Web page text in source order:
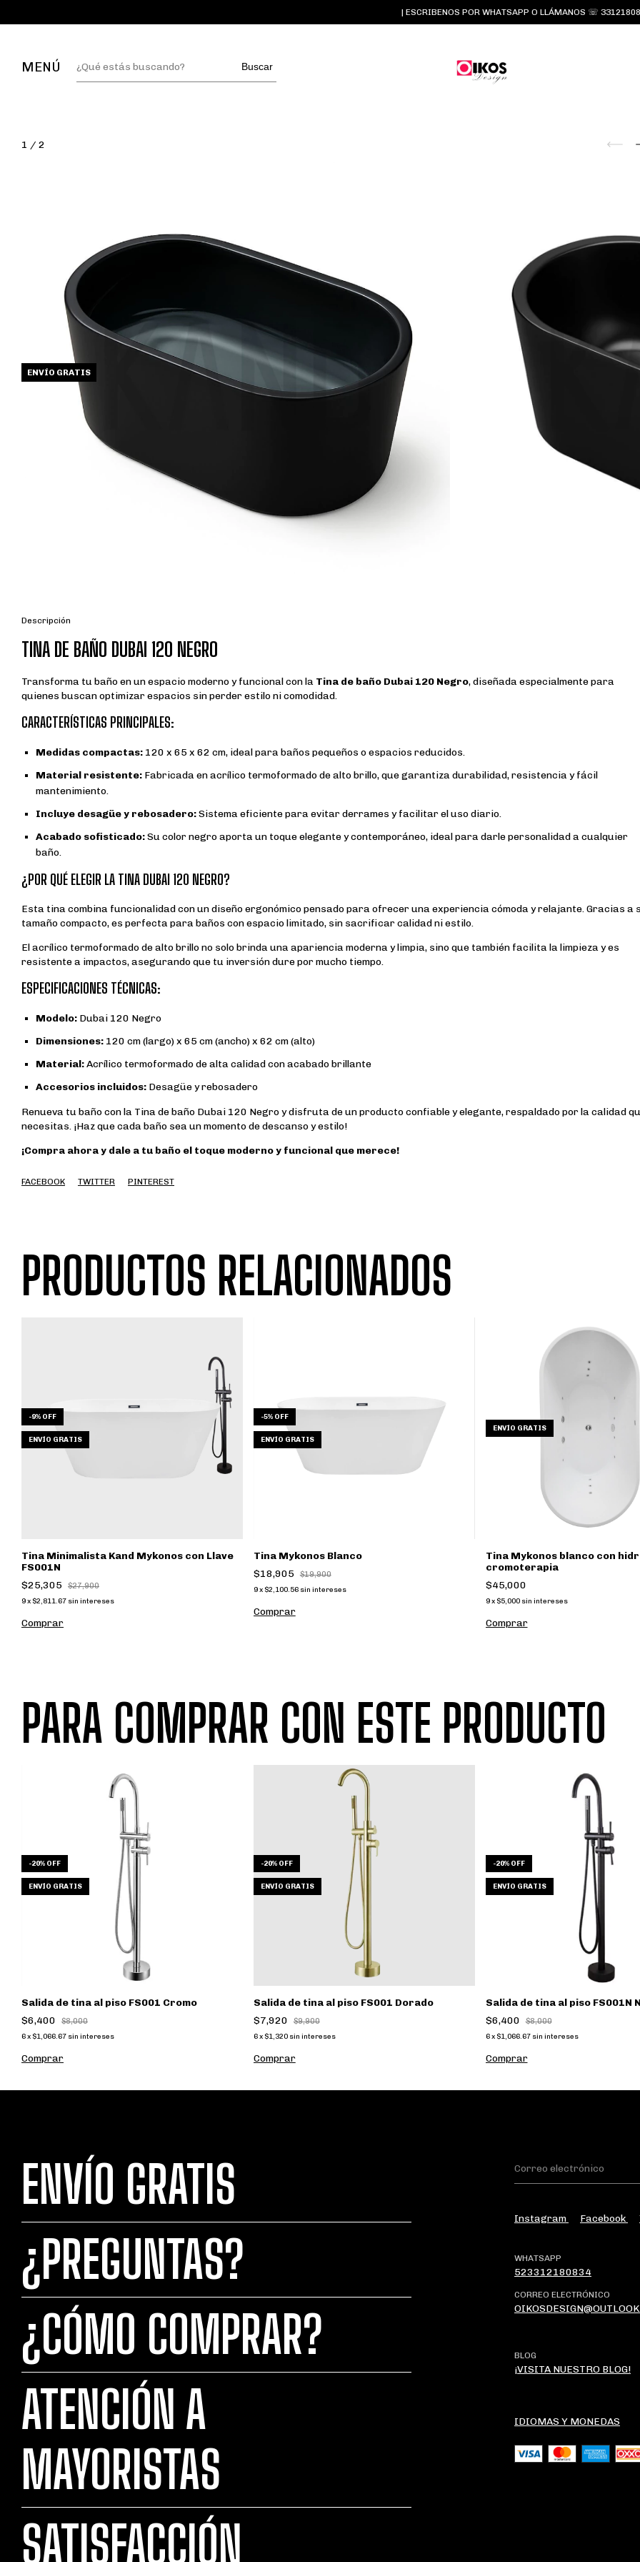
| ESCRIBENOS POR WHATSAPP O LLÁMANOS ☏ 3312180834 y
MENÚ Buscar
1 / 2
ENVÍO GRATIS
Descripción
TINA DE BAÑO DUBAI 120 NEGRO
Transforma tu baño en un espacio moderno y funcional con la Tina de baño Dubai 120 Negro, diseñada especialmente para
quienes buscan optimizar espacios sin perder estilo ni comodidad.
CARACTERÍSTICAS PRINCIPALES:
Medidas compactas: 120 x 65 x 62 cm, ideal para baños pequeños o espacios reducidos.
Material resistente: Fabricada en acrílico termoformado de alto brillo, que garantiza durabilidad, resistencia y fácil
mantenimiento.
Incluye desagüe y rebosadero:Sistema eficiente para evitar derrames y facilitar el uso diario.
Acabado sofisticado:Su color negro aporta un toque elegante y contemporáneo, ideal para darle personalidad a cualquier
baño.
¿POR QUÉ ELEGIR LA TINA DUBAI 120 NEGRO?
Esta tina combina funcionalidad con un diseño ergonómico pensado para ofrecer una experiencia cómoda y relajante. Gracias a
tamaño compacto, es perfecta para baños con espacio limitado, sin sacrificar calidad ni estilo.
El acrílico termoformado de alto brillo no solo brinda una apariencia moderna y limpia, sino que también facilita la limpieza y es
resistente a impactos, asegurando que tu inversión dure por mucho tiempo.
ESPECIFICACIONES TÉCNICAS:
Modelo: Dubai 120 Negro
Dimensiones: 120 cm (largo) x 65 cm (ancho) x 62 cm (alto)
Material:Acrílico termoformado de alta calidad con acabado brillante
Accesorios incluidos: Desagüe y rebosadero
Renueva tu baño con la Tina de baño Dubai 120 Negro y disfruta de un producto confiable y elegante, respaldado por la calidad
necesitas. ¡Haz que cada baño sea un momento de descanso y estilo!
¡Compra ahora y dale a tu baño el toque moderno y funcional que merece!
FACEBOOK TWITTER PINTEREST
PRODUCTOS RELACIONADOS
-9% OFF
ENVÍO GRATIS
Tina Minimalista Kand Mykonos con Llave
FS001N
$25,305
$27,900
9x $2,811.67 sin intereses
Comprar
-5% OFF
ENVÍO GRATIS
Tina Mykonos Blanco
$18,905
$19,900
9x $2,100.56 sin intereses
Comprar
ENVÍO GRATIS
Tina Mykonos blanco con
cromoterapia
$45,000
9 x $5,000 sin intereses
Comprar
PARA COMPRAR CON ESTE PRODUCTO
-20% OFF
ENVÍO GRATIS
Salida de tina al piso FS001 Cromo
$6,400
$8,000
6x $1,066.67 sin intereses
-20% OFF
ENVÍO GRATIS
Salida de tina al piso FS001 Dorado
$7,920
$9,900
6x $1,320 sin intereses
-20% OFF
ENVÍO GRATIS
Salida de tina al piso FS001N
$6,400
$8,000
6 x $1,066.67 sin intereses
ENVÍO GRATIS
¿PREGUNTAS?
¿CÓMO COMPRAR?
ATENCIÓN A
MAYORISTAS
SATISFACCIÓN
Instagram Facebook
WHATSAPP
523312180834
CORREO ELECTRÓNICO
BLOG
¡VISITA NUESTRO BLOG!
IDIOMAS Y MONEDAS